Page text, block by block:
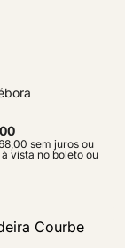
sem juros ou
à vista no boleto ou